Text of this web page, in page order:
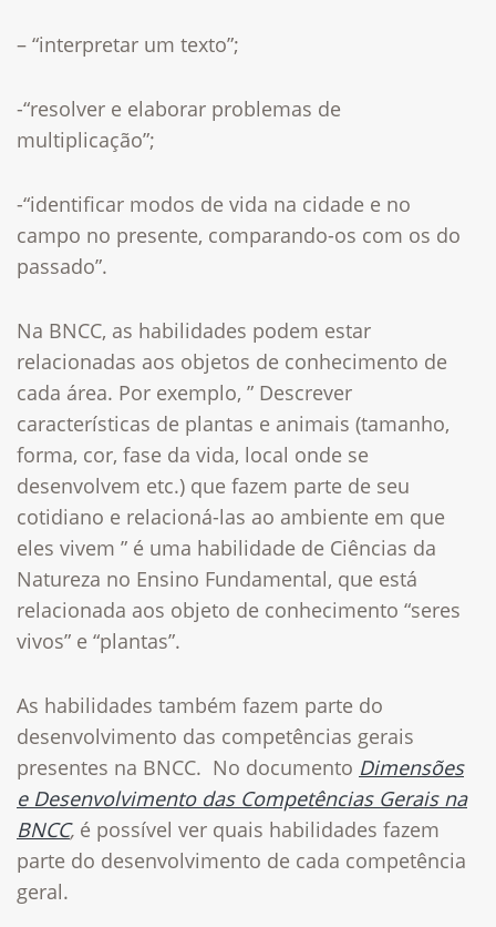
– “interpretar um texto”;
-“resolver e elaborar problemas de
multiplicação”;
-“identificar modos de vida na cidade e no
campo no presente, comparando-os com os do
passado”.
Na BNCC, as habilidades podem estar
relacionadas aos objetos de conhecimento de
cada área. Por exemplo, ” Descrever
características de plantas e animais (tamanho,
forma, cor, fase da vida, local onde se
desenvolvem etc.) que fazem parte de seu
cotidiano e relacioná-las ao ambiente em que
eles vivem ” é uma habilidade de Ciências da
Natureza no Ensino Fundamental, que está
relacionada aos objeto de conhecimento “seres
vivos” e “plantas”.
As habilidades também fazem parte do
desenvolvimento das competências gerais
presentes na BNCC. No documento Dimensões
e Desenvolvimento das Competências Gerais na
BNCC, é possível ver quais habilidades fazem
parte do desenvolvimento de cada competência
geral.